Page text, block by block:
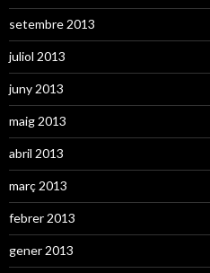
setembre 2013
juliol 2013
juny 2013
maig 2013
abril 2013
març 2013
febrer 2013
gener 2013